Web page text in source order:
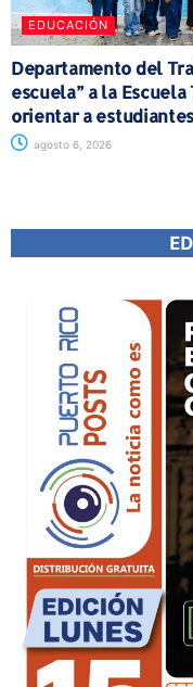
EDUCACIÓN
Departamento del
escuela” a la Escuela
orientar a
agosto 6, 2026